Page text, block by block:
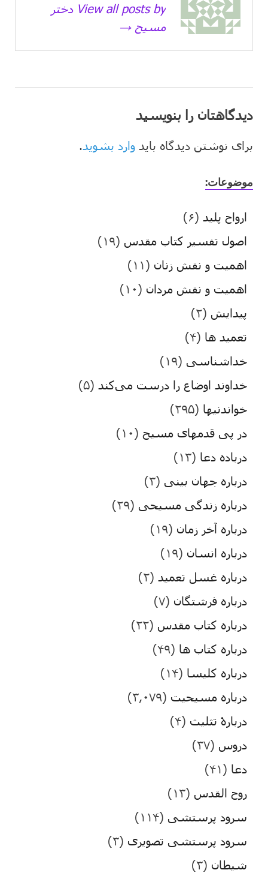
View all posts by دختر
مسیح →
دیدگاهتان را بنویسید
برای نوشتن دیدگاه باید وارد بشوید.
موضوعات:
ارواح پلید (۶)
اصول تفسیر کتاب مقدس (۱۹)
اهمیت و نقش زنان (۱۱)
اهمیت و نقش مردان (۱۰)
پیدایش (۲)
تعمید ها (۴)
خداشناسی (۱۹)
خداوند اوضاع را درست می‌کند (۵)
خواندنیها (۲۹۵)
در پی قدمهای مسیح (۱۰)
درباده دعا (۱۳)
درباره جهان بینی (۳)
درباره زندگی مسیحی (۲۹)
درباره آخر زمان (۱۹)
درباره انسان (۱۹)
درباره غسل تعمید (۲)
درباره فرشتگان (۷)
درباره کتاب مقدس (۲۲)
درباره کتاب ها (۴۹)
درباره کلیسا (۱۴)
درباره مسیحیت (۳,۰۷۹)
دربارۀ تثلیث (۴)
دروس (۳۷)
دعا (۴۱)
روح القدس (۱۳)
سرود پرستشی (۱۱۴)
سرود پرستشی تصویری (۳)
شیطان (۳)